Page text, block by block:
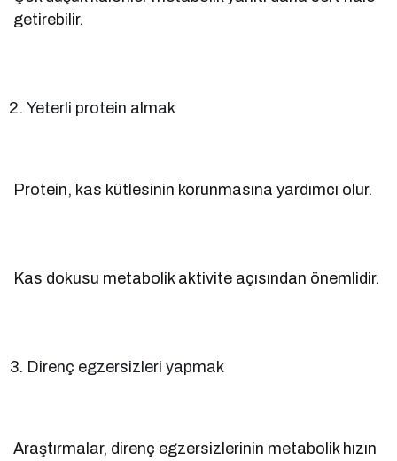
getirebilir.
Yeterli protein almak
Protein, kas kütlesinin korunmasına yardımcı olur.
Kas dokusu metabolik aktivite açısından önemlidir.
Direnç egzersizleri yapmak
Araştırmalar, direnç egzersizlerinin metabolik hızın